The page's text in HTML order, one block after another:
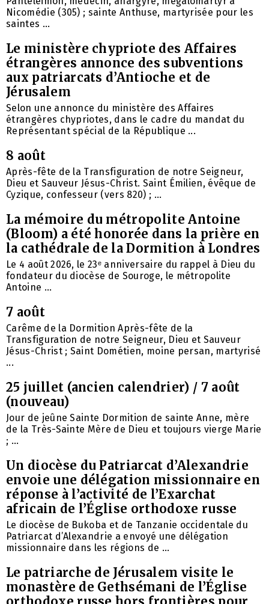
Nicomédie (305) ; sainte Anthuse, martyrisée pour les
saintes ...
Le ministère chypriote des Affaires
étrangères annonce des subventions
aux patriarcats d’Antioche et de
Jérusalem
Selon une annonce du ministère des Affaires
étrangères chypriotes, dans le cadre du mandat du
Représentant spécial de la République ...
8 août
Après-fête de la Transfiguration de notre Seigneur,
Dieu et Sauveur Jésus-Christ. Saint Émilien, évêque de
Cyzique, confesseur (vers 820) ; ...
La mémoire du métropolite Antoine
(Bloom) a été honorée dans la prière en
la cathédrale de la Dormition à Londres
Le 4 août 2026, le 23ᵉ anniversaire du rappel à Dieu du
fondateur du diocèse de Souroge, le métropolite
Antoine ...
7 août
Carême de la Dormition Après-fête de la
Transfiguration de notre Seigneur, Dieu et Sauveur
Jésus-Christ ; Saint Dométien, moine persan, martyrisé
...
25 juillet (ancien calendrier) / 7 août
(nouveau)
Jour de jeûne Sainte Dormition de sainte Anne, mère
de la Très-Sainte Mère de Dieu et toujours vierge Marie
; ...
Un diocèse du Patriarcat d’Alexandrie
envoie une délégation missionnaire en
réponse à l’activité de l’Exarchat
africain de l’Église orthodoxe russe
Le diocèse de Bukoba et de Tanzanie occidentale du
Patriarcat d’Alexandrie a envoyé une délégation
missionnaire dans les régions de ...
Le patriarche de Jérusalem visite le
monastère de Gethsémani de l’Église